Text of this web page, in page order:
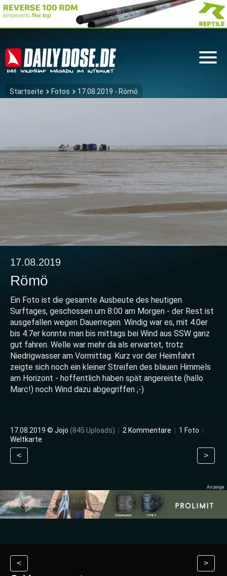
Startseite Fotos 17.08.2019 - Römö
17.08.2019
Römö
Ein Foto ist die gesamte Ausbeute des heutigen
Surftages, geschossen um 8:00 am Morgen - der Rest ist
ausgefallen wegen Dauerregen. Windig war es, mit 4.0er
bis 4.7er konnte man bis mittags bei Wind aus SSW ganz
gut fahren. Welle war mehr da als erwartet, trotz
Niedrigwasser am Vormittag. Kurz vor der Heimfahrt
zeigte sich noch ein kleiner Streifen des blauen Himmels
am Horizont - hoffentlich haben spät angereiste (hallo
Marc!) noch Wind dazu abgegriffen ;-)
17.08.2019 © Jojo (845 Uploads) 2 Kommentare 1 Foto
Weltkarte
< >
< >